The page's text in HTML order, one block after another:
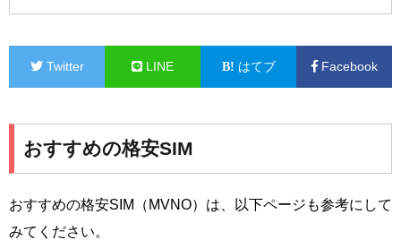
Twitter LINE はてブ Facebook
おすすめの格安SIM
おすすめの格安SIM（MVNO）は、以下ページも参考にして
みてください。